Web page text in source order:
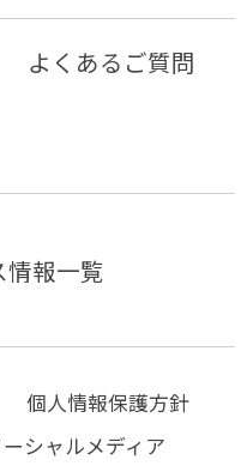
よくあるご質問
情報一覧
個人情報保護方針
ーシャルメディア